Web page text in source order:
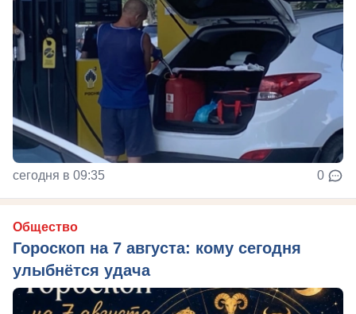
сегодня в 09:35 0
Общество
Гороскоп на 7 августа: кому сегодня
улыбнётся удача